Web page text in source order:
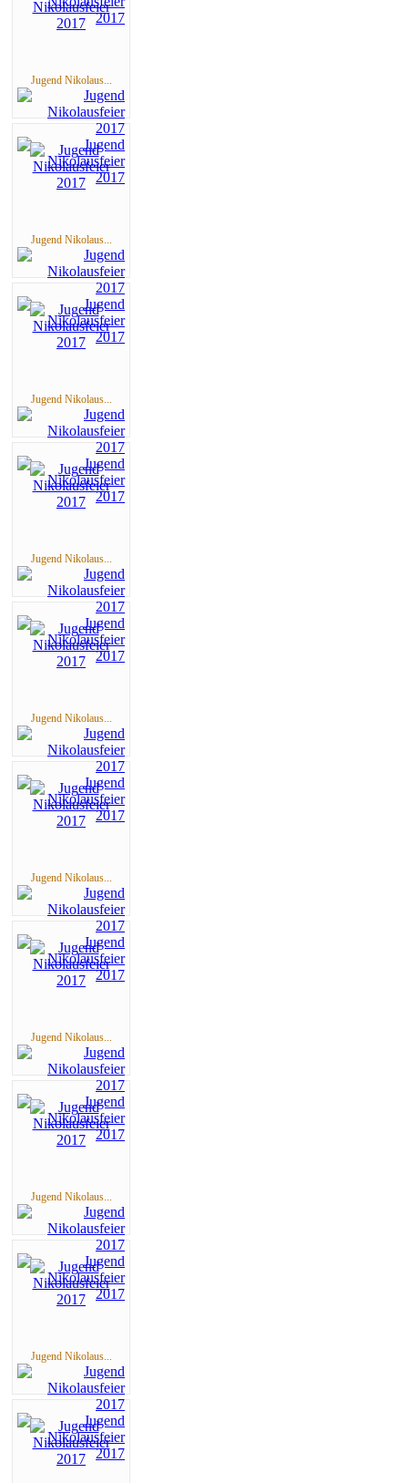
Jugend Nikolaus...
Jugend Nikolaus...
Jugend Nikolaus...
Jugend Nikolaus...
Jugend Nikolaus...
Jugend Nikolaus...
Jugend Nikolaus...
Jugend Nikolaus...
Jugend Nikolaus...